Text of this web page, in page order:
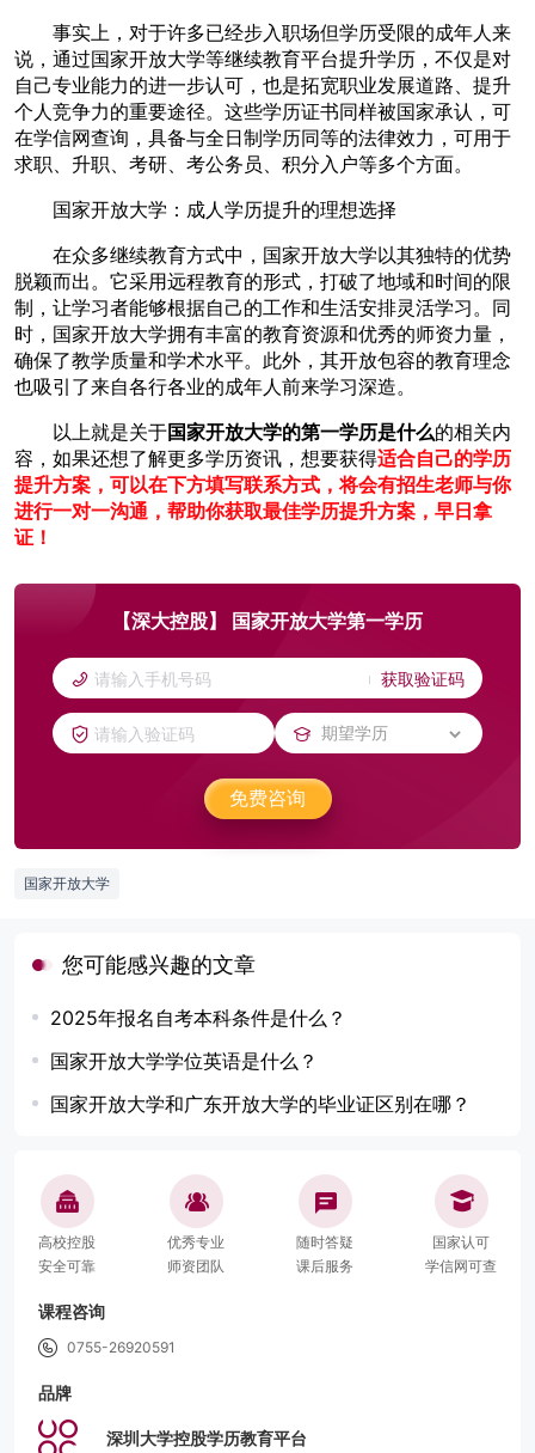
事实上，对于许多已经步入职场但学历受限的成年人来
说，通过国家开放大学等继续教育平台提升学历，不仅是对
自己专业能力的进一步认可，也是拓宽职业发展道路、提升
个人竞争力的重要途径。这些学历证书同样被国家承认，可
在学信网查询，具备与全日制学历同等的法律效力，可用于
求职、升职、考研、考公务员、积分入户等多个方面。
国家开放大学：成人学历提升的理想选择
在众多继续教育方式中，国家开放大学以其独特的优势
脱颖而出。它采用远程教育的形式，打破了地域和时间的限
制，让学习者能够根据自己的工作和生活安排灵活学习。同
时，国家开放大学拥有丰富的教育资源和优秀的师资力量，
确保了教学质量和学术水平。此外，其开放包容的教育理念
也吸引了来自各行各业的成年人前来学习深造。
以上就是关于国家开放大学的第一学历是什么的相关内
容，如果还想了解更多学历资讯，想要获得适合自己的学历
提升方案，可以在下方填写联系方式，将会有招生老师与你
进行一对一沟通，帮助你获取最佳学历提升方案，早日拿
证！
【深大控股】 国家开放大学第一学历
获取验证码
免费咨询
国家开放大学
您可能感兴趣的文章
2025年报名自考本科条件是什么？
国家开放大学学位英语是什么？
国家开放大学和广东开放大学的毕业证区别在哪？
高校控股
安全可靠
优秀专业
师资团队
随时答疑
课后服务
国家认可
学信网可查
课程咨询
0755-26920591
品牌
深圳大学控股学历教育平台